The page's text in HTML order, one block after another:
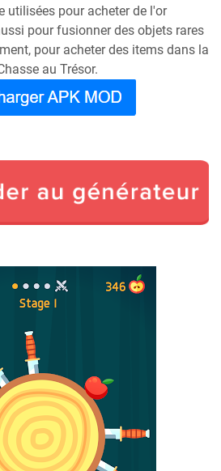
utilisées pour acheter de l'or
pour fusionner des objets rares
pour acheter des items dans la
au Trésor.